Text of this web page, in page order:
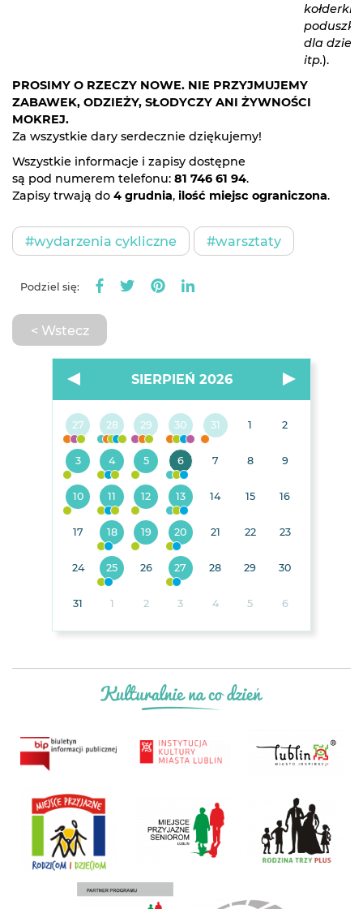
kołderki,
poduszki
dla dzieci
itp.).
PROSIMY O RZECZY NOWE. NIE PRZYJMUJEMY
ZABAWEK, ODZIEŻY, SŁODYCZY ANI ŻYWNOŚCI
MOKREJ.
Za wszystkie dary serdecznie dziękujemy!
Wszystkie informacje i zapisy dostępne
są pod numerem telefonu: 81 746 61 94.
Zapisy trwają do 4 grudnia, ilość miejsc ograniczona.
#wydarzenia cykliczne #warsztaty
Podziel się:
< Wstecz
SIERPIEŃ 2026
27 28 29 30 31 1 2
3 4 5 6 7 8 9
10 11 12 13 14 15 16
17 18 19 20 21 22 23
24 25 26 27 28 29 30
31 1 2 3 4 5 6